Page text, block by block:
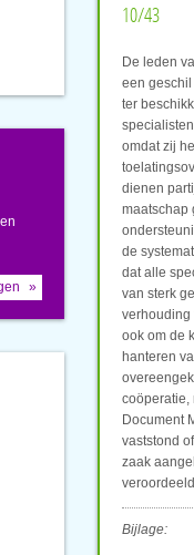
10/43
De leden
een
ter
omdat zij
dienen
maatschap
de
dat alle
van sterk
verhouding
ook om de
hanteren
coöperatie,
Document
vaststond
zaak
Bijlage: